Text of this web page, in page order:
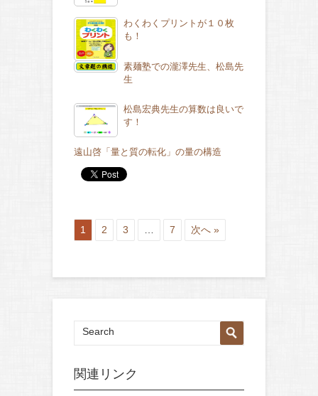
わくわくプリントが１０枚
も！
素麺塾での瀧澤先生、松島先
生
松島宏典先生の算数は良いで
す！
遠山啓「量と質の転化」の量の構造
1 2 3 7 次へ »
関連リンク